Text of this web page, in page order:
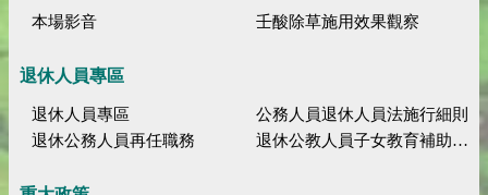
本場影音 壬酸除草施用效果觀察
退休人員專區
退休人員專區
公務人員退休人員法施行細則
退休公務人員再任職務
退休公教人員子女教育補助規定